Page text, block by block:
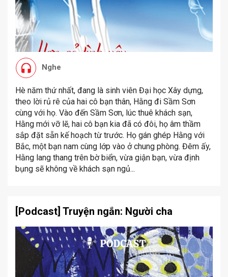
Nghe
Hè năm thứ nhất, đang là sinh viên Đại học Xây dựng,
theo lời rủ rê của hai cô bạn thân, Hằng đi Sầm Sơn
cùng với họ. Vào đến Sầm Sơn, lúc thuê khách sạn,
Hằng mới vỡ lẽ, hai cô bạn kia đã có đôi, họ âm thầm
sắp đặt sẵn kế hoạch từ trước. Họ gán ghép Hằng với
Bắc, một bạn nam cùng lớp vào ở chung phòng. Đêm ấy,
Hằng lang thang trên bờ biển, vừa giận bạn, vừa định
bụng sẽ không về khách sạn ngủ...
[Podcast] Truyện ngắn: Người cha